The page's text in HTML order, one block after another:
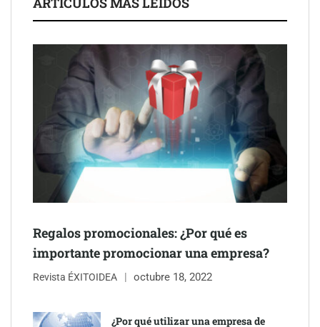
Schaeffler mejora su rentabilidad en el primer semestre de 2026
NOVA: innovación y diseño que transforman espacios de la
mano de Tormo Franquicias
Regalos promocionales: ¿Por qué es
importante promocionar una empresa?
Revista ÉXITOIDEA octubre 18, 2022
¿Por qué utilizar una empresa de